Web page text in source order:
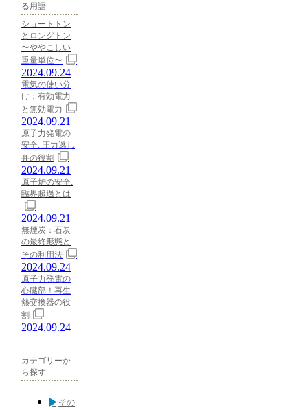
る用語
ショートトン
とロングトン
〜ややこしい
重量単位〜
2024.09.24
電気の使い分
け：有効電力
と無効電力
2024.09.21
原子力発電の
安全: 圧力逃し
弁の役割
2024.09.21
原子炉の安全:
臨界超過とは
2024.09.21
無煙炭：石炭
の最終形態と
その利用法
2024.09.24
原子力発電の
心臓部！再生
熱交換器の役
割
2024.09.24
カテゴリーか
ら探す
その